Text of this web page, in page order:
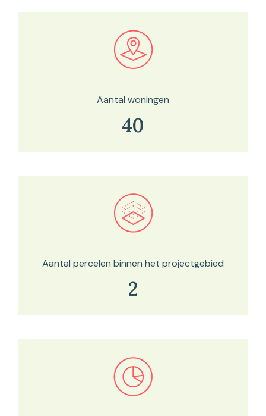
Bekijk in onze kaartviewer
Aantal woningen
40
Bekijk in onze kaartviewer
Aantal percelen binnen het projectgebied
2
Bekijk in onze kaartviewer